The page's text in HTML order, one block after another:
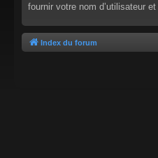
fournir votre nom d’utilisateur
Index du forum